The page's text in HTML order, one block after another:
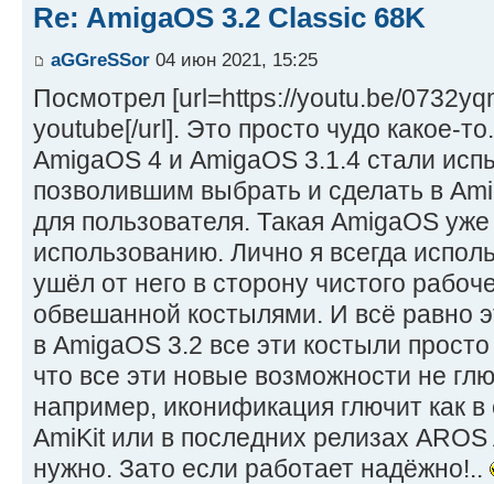
Re: AmigaOS 3.2 Classic 68K
aGGreSSor 04 июн 2021, 15:25
Посмотрел [url=https://youtu.be/
youtube[/url]. Это просто чудо какое-
AmigaOS 4 и AmigaOS 3.1.4 стали
позволившим выбрать и сделать в
для пользователя. Такая AmigaOS уже
использованию. Лично я всегда
ушёл от него в сторону чистого
обвешанной костылями. И всё равно
в AmigaOS 3.2 все эти костыли
что все эти новые возможности не
например, иконификация глючит как
AmiKit или в последних релизах
нужно. Зато если работает надёжно!..